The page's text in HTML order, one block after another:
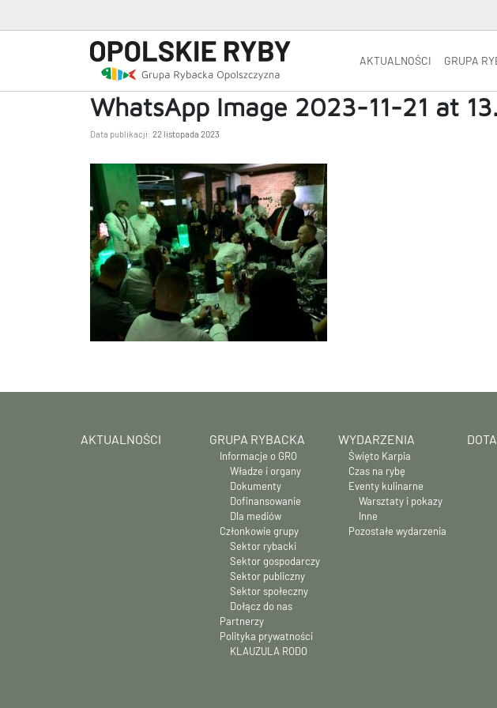
AKTUALNOŚCI GRUPA
WhatsApp Image 2023-11-21 at
Data publikacji: 22 listopada 2023
AKTUALNOŚCI GRUPA RYBACKA
Informacje o GRO
Władze i organy
Dokumenty
Dofinansowanie
Dla mediów
Członkowie grupy
Sektor rybacki
Sektor gospodarczy
Sektor publiczny
Sektor społeczny
Dołącz do nas
Partnerzy
Polityka prywatności
KLAUZULA RODO
WYDARZENIA
Święto Karpia
Czas na rybę
Eventy kulinarne
Warsztaty i pokazy
Inne
Pozostałe wydarzenia